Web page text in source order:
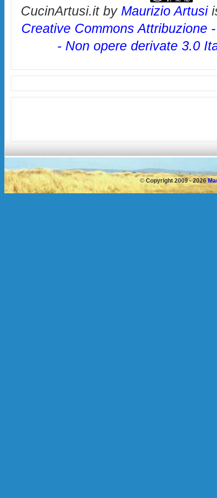
CucinArtusi.itby Maurizio Artusi
Creative Commons Attribuzione
- Non opere derivate 3.0
© Copyright 2009 - 2026